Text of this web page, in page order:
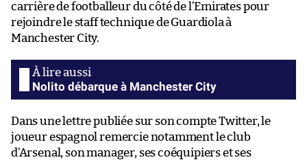
carrière de footballeur du côté de l’Emirates pour
rejoindre le staff technique de Guardiola à
Manchester City.
Nolito débarque à Manchester City
Dans une lettre publiée sur son compte Twitter, le
joueur espagnol remercie notamment le club
d’Arsenal, son manager, ses coéquipiers et ses